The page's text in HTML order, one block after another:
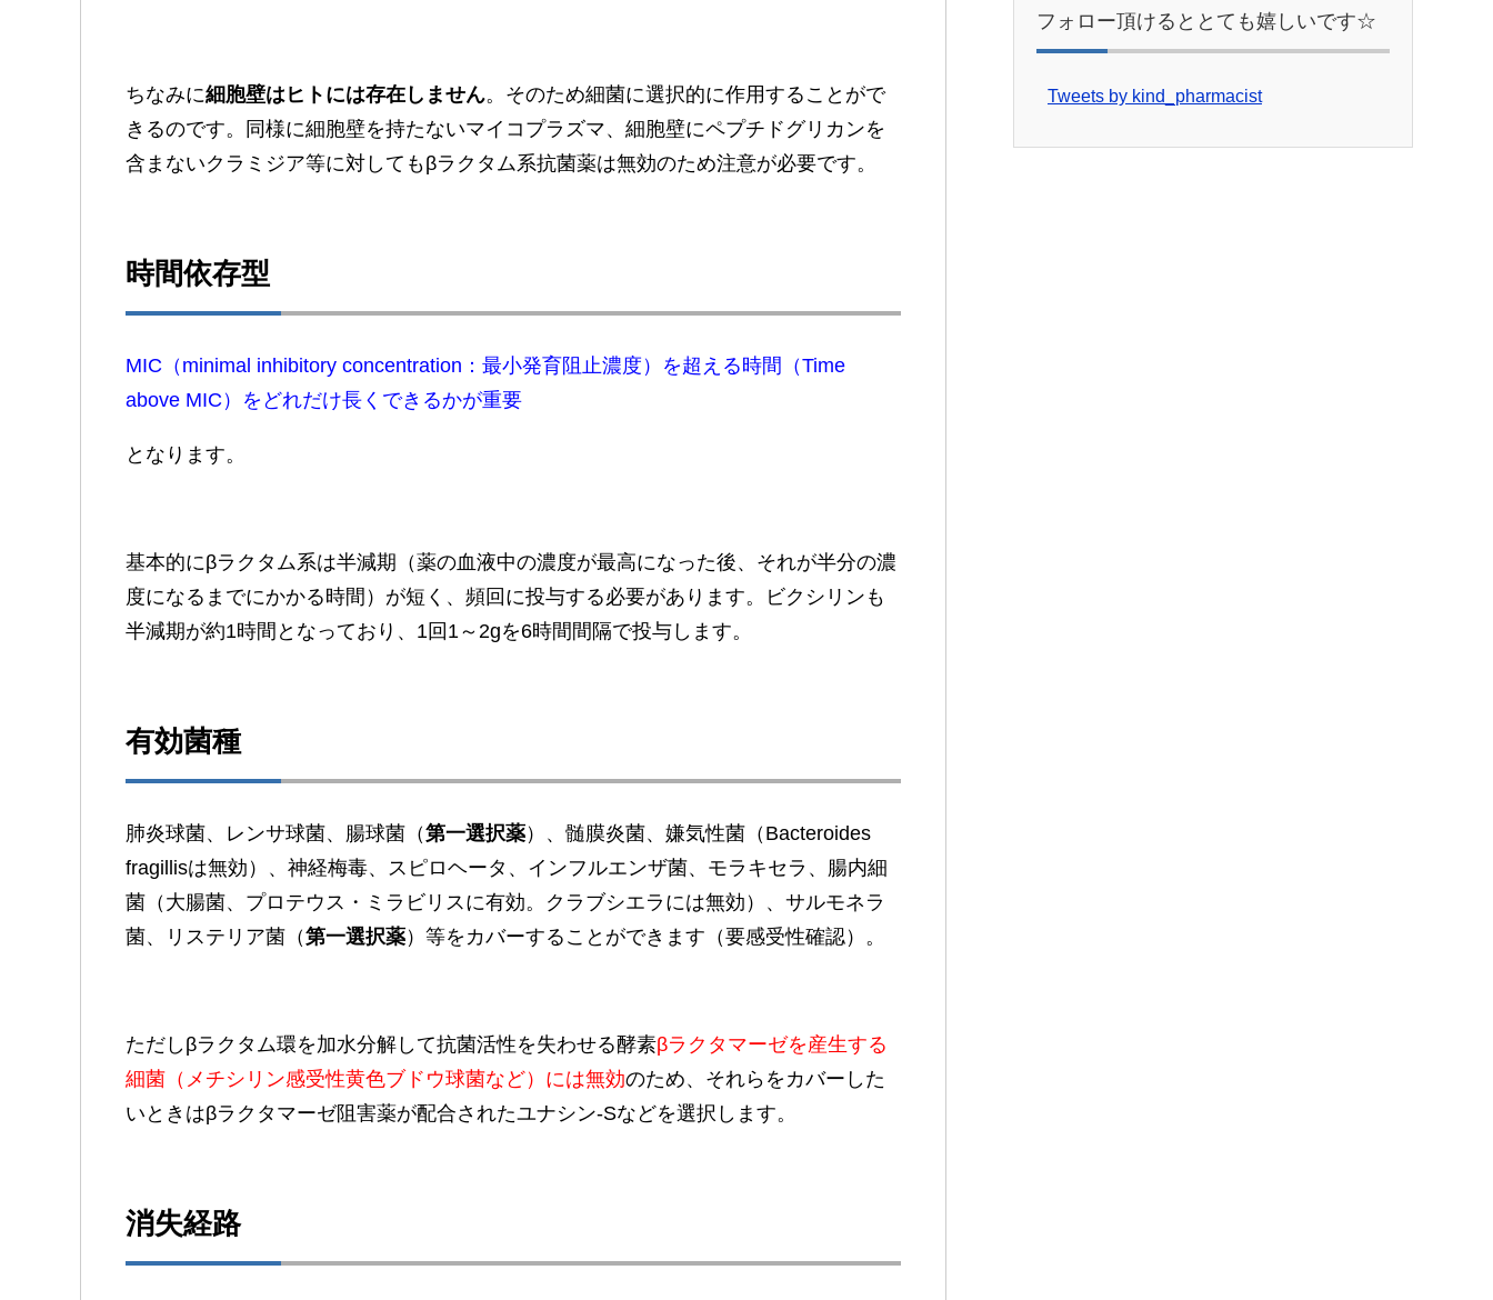
ちなみに細胞壁はヒトには存在しません。そのため細菌に選択的に作用することがで
きるのです。同様に細胞壁を持たないマイコプラズマ、細胞壁にペプチドグリカンを
含まないクラミジア等に対してもβラクタム系抗菌薬は無効のため注意が必要です。
時間依存型
MIC（minimal inhibitory concentration：最小発育阻止濃度）を超える時間（Time
above MIC）をどれだけ長くできるかが重要
となります。
基本的にβラクタム系は半減期（薬の血液中の濃度が最高になった後、それが半分の濃
度になるまでにかかる時間）が短く、頻回に投与する必要があります。ビクシリンも
半減期が約1時間となっており、1回1～2gを6時間間隔で投与します。
有効菌種
肺炎球菌、レンサ球菌、腸球菌（第一選択薬）、髄膜炎菌、嫌気性菌（Bacteroides
fragillisは無効）、神経梅毒、スピロヘータ、インフルエンザ菌、モラキセラ、腸内細
菌（大腸菌、プロテウス・ミラビリスに有効。クラブシエラには無効）、サルモネラ
菌、リステリア菌（第一選択薬）等をカバーすることができます（要感受性確認）。
ただしβラクタム環を加水分解して抗菌活性を失わせる酵素βラクタマーゼを産生する
細菌（メチシリン感受性黄色ブドウ球菌など）には無効のため、それらをカバーした
いときはβラクタマーゼ阻害薬が配合されたユナシン-Sなどを選択します。
消失経路
フォロー頂けるととても嬉しいです☆
Tweets by kind_pharmacist